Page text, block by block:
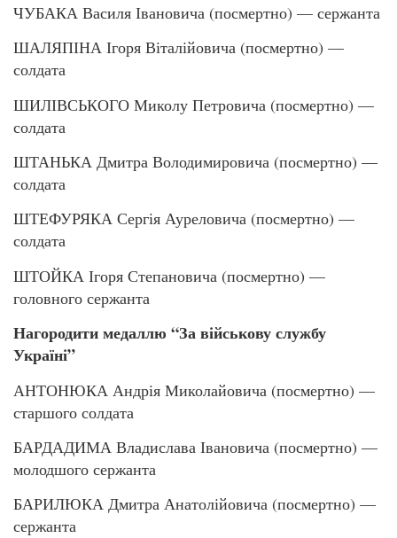
ЧУБАКА Василя Івановича (посмертно) — сержанта
ШАЛЯПІНА Ігоря Віталійовича (посмертно) —
солдата
ШИЛІВСЬКОГО Миколу Петровича (посмертно) —
солдата
ШТАНЬКА Дмитра Володимировича (посмертно) —
солдата
ШТЕФУРЯКА Сергія Ауреловича (посмертно) —
солдата
ШТОЙКА Ігоря Степановича (посмертно) —
головного сержанта
Нагородити медаллю “За військову службу
Україні”
АНТОНЮКА Андрія Миколайовича (посмертно) —
старшого солдата
БАРДАДИМА Владислава Івановича (посмертно) —
молодшого сержанта
БАРИЛЮКА Дмитра Анатолійовича (посмертно) —
сержанта